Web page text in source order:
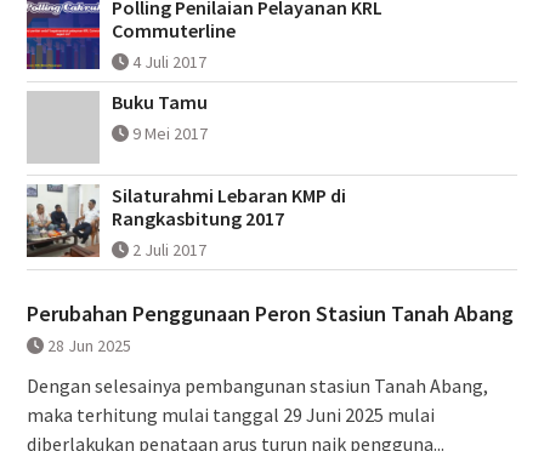
Polling Penilaian Pelayanan KRL
Commuterline
4 Juli 2017
Buku Tamu
9 Mei 2017
Silaturahmi Lebaran KMP di
Rangkasbitung 2017
2 Juli 2017
Perubahan Penggunaan Peron Stasiun Tanah Abang
28 Jun 2025
Dengan selesainya pembangunan stasiun Tanah Abang,
maka terhitung mulai tanggal 29 Juni 2025 mulai
diberlakukan penataan arus turun naik pengguna...